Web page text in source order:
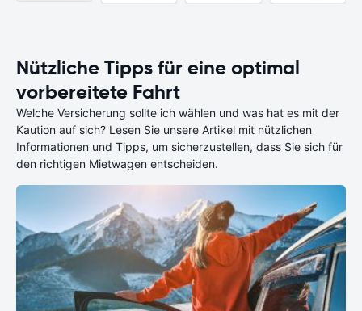
Nützliche Tipps für eine optimal
vorbereitete Fahrt
Welche Versicherung sollte ich wählen und was hat es mit der
Kaution auf sich? Lesen Sie unsere Artikel mit nützlichen
Informationen und Tipps, um sicherzustellen, dass Sie sich für
den richtigen Mietwagen entscheiden.